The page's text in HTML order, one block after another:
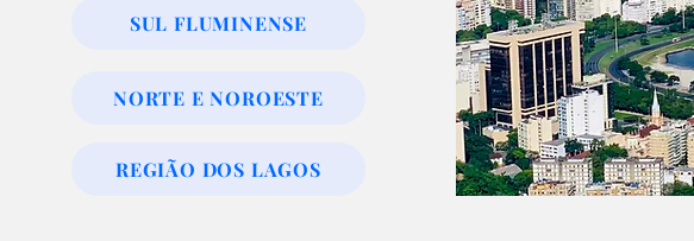
SUL FLUMINENSE
NORTE E NOROESTE
REGIÃO DOS LAGOS